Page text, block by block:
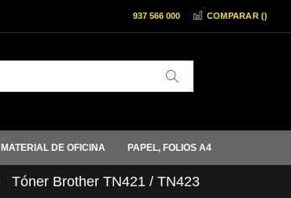
COMPARAR ()
937 566 000
MATERIAL DE OFICINA PAPEL, FOLIOS A4
Tóner Brother TN421 / TN423